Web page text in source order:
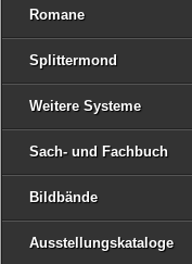
Romane
Splittermond
Weitere Systeme
Sach- und Fachbuch
Bildbände
Ausstellungskataloge